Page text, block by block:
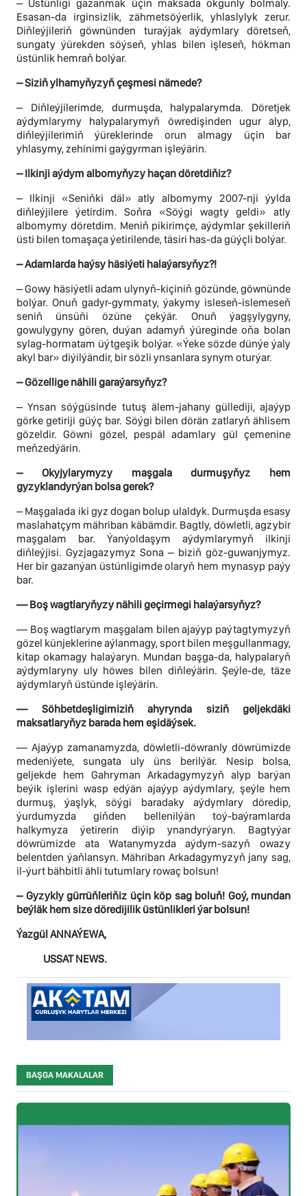
– Üstünligi gazanmak üçin maksada okgunly bolmaly.
Esasan-da irginsizlik, zähmetsöýerlik, yhlaslylyk zerur.
Diňleýjileriň göwnünden turaýjak aýdymlary döretseň,
sungaty ýürekden söýseň, yhlas bilen işleseň, hökman
üstünlik hemraň bolýar.
– Siziň ylhamyňyzyň çeşmesi nämede?
– Diňleýjilerimde, durmuşda, halypalarymda. Döretjek
aýdymlarymy halypalarymyň öwredişinden ugur alyp,
diňleýjilerimiň ýüreklerinde orun almagy üçin bar
yhlasymy, zehinimi gaýgyrman işleýärin.
– Ilkinji aýdym albomyňyzy haçan döretdiňiz?
– Ilkinji «Seniňki däl» atly albomymy 2007-nji ýylda
diňleýjilere ýetirdim. Soňra «Söýgi wagty geldi» atly
albomymy döretdim. Meniň pikirimçe, aýdymlar şekilleriň
üsti bilen tomaşaça ýetirilende, täsiri has-da güýçli bolýar.
– Adamlarda haýsy häsiýeti halaýarsyňyz?!
– Gowy häsiýetli adam ulynyň-kiçiniň gözünde, göwnünde
bolýar. Onuň gadyr-gymmaty, ýakymy isleseň-islemeseň
seniň ünsüňi özüne çekýär. Onuň ýagşylygyny,
gowulygyny gören, duýan adamyň ýüreginde oňa bolan
sylag-hormatam üýtgeşik bolýar. «Ýeke sözde dünýe ýaly
akyl bar» diýilýändir, bir sözli ynsanlara synym oturýar.
– Gözellige nähili garaýarsyňyz?
– Ynsan söýgüsinde tutuş älem-jahany güllediji, ajaýyp
görke getiriji güýç bar. Söýgi bilen dörän zatlaryň ählisem
gözeldir. Göwni gözel, pespäl adamlary gül çemenine
meňzedýärin.
– Okyjylarymyzy maşgala durmuşyňyz hem
gyzyklandyrýan bolsa gerek?
– Maşgalada iki gyz dogan bolup ulaldyk. Durmuşda esasy
maslahatçym mähriban käbämdir. Bagtly, döwletli, agzybir
maşgalam bar. Ýanýoldaşym aýdymlarymyň ilkinji
diňleýjisi. Gyzjagazymyz Sona – biziň göz-guwanjymyz.
Her bir gazanýan üstünligimde olaryň hem mynasyp paýy
bar.
— Boş wagtlaryňyzy nähili geçirmegi halaýarsyňyz?
— Boş wagtlarym maşgalam bilen ajaýyp paýtagtymyzyň
gözel künjeklerine aýlanmagy, sport bilen meşgullanmagy,
kitap okamagy halaýaryn. Mundan başga-da, halypalaryň
aýdymlaryny uly höwes bilen diňleýärin. Şeýle-de, täze
aýdymlaryň üstünde işleýärin.
— Söhbetdeşligimiziň ahyrynda siziň geljekdäki
maksatlaryňyz barada hem eşidäýsek.
— Ajaýyp zamanamyzda, döwletli-döwranly döwrümizde
medeniýete, sungata uly üns berilýär. Nesip bolsa,
geljekde hem Gahryman Arkadagymyzyň alyp barýan
beýik işlerini wasp edýän ajaýyp aýdymlary, şeýle hem
durmuş, ýaşlyk, söýgi baradaky aýdymlary döredip,
ýurdumyzda giňden bellenilýän toý-baýramlarda
halkymyza ýetirerin diýip ynandyrýaryn. Bagtyýar
döwrümizde ata Watanymyzda aýdym-sazyň owazy
belentden ýaňlansyn. Mähriban Arkadagymyzyň jany sag,
il-ýurt bähbitli ähli tutumlary rowaç bolsun!
– Gyzykly gürrüňleriňiz üçin köp sag boluň! Goý, mundan
beýläk hem size döredijilik üstünlikleri ýar bolsun!
Ýazgül ANNAÝEWA,
USSAT NEWS.
BAŞGA MAKALALAR